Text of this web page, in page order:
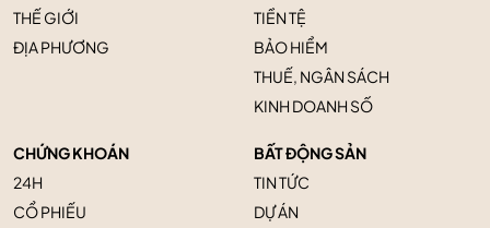
THẾ GIỚI
ĐỊA PHƯƠNG
TIỀN TỆ
BẢO HIỂM
THUẾ, NGÂN SÁCH
KINH DOANH SỐ
CHỨNG KHOÁN
24H
CỔ PHIẾU
BẤT ĐỘNG SẢN
TIN TỨC
DỰ ÁN